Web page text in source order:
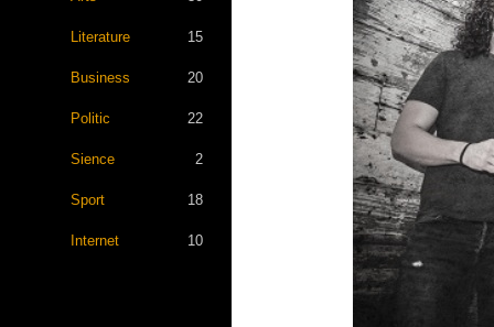
Literature 15
Business 20
Politic 22
Sience 2
Sport 18
Internet 10